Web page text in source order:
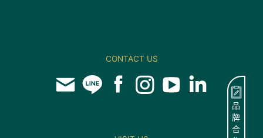
品
牌
合
CONTACT US